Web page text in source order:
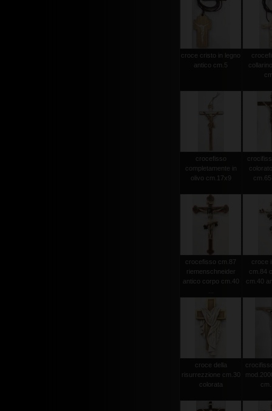
croce cristo in legno
antico cm.5
crocefisso
completamente in
olivo cm.17x9
crocefisso cm.87
riemenschneider
antico corpo cm.40
croce
cm.84
cm.40
croce della
risurrezzione cm.30
colorata